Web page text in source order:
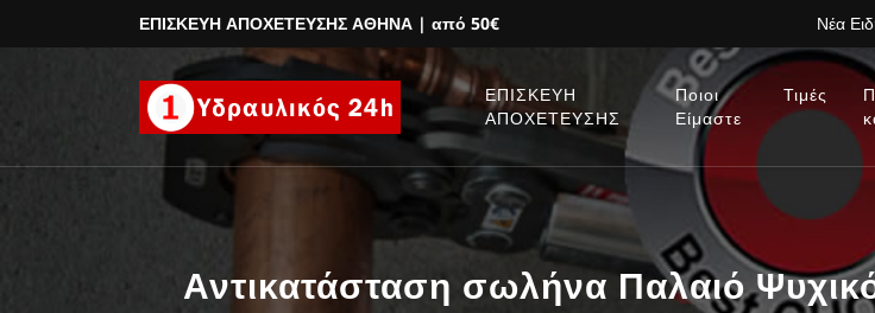
ΕΠΙΣΚΕΥΗ ΑΠΟΧΕΤΕΥΣΗΣ ΑΘΗΝΑ | από 50€ Νέα
ΕΠΙΣΚΕΥΗ
ΑΠΟΧΕΤΕΥΣΗΣ
Ποιοι
Είμαστε
Τιμές
Αντικατάσταση σωλήνα Παλαιό